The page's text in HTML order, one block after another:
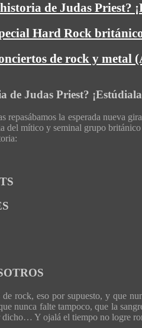
de Judas Priest?
Hard Rock
de rock y metal
de Judas Priest?
repasábamos la esperada nueva
del mítico y seminal grupo
rock, eso por supuesto, y que
nunca falte tampoco, que la
dicho… Y ojalá el tiempo no logre